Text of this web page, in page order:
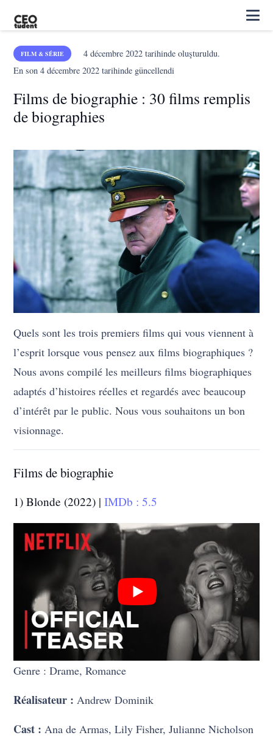
FILM & SÉRIE 4 décembre 2022tarihinde oluşturuldu.
En son4 décembre 2022 tarihinde güncellendi
Films de biographie : 30 films remplis
de biographies
Quels sont les trois premiers films qui vous viennent à
l’esprit lorsque vous pensez aux films biographiques ?
Nous avons compilé les meilleurs films biographiques
adaptés d’histoires réelles et regardés avec beaucoup
d’intérêt par le public. Nous vous souhaitons un bon
visionnage.
Films de biographie
1) Blonde (2022) |IMDb : 5.5
Genre : Drame, Romance
Réalisateur : Andrew Dominik
Cast : Ana de Armas, Lily Fisher, Julianne Nicholson